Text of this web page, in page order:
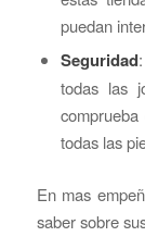
puedan
Seguridad
todas las
todas las
En mas
saber sobre